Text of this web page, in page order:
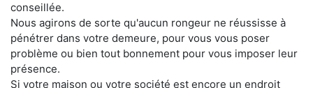
conseillée.
Nous agirons de sorte qu'aucun rongeur ne réussisse à
pénétrer dans votre demeure, pour vous vous poser
problème ou bien tout bonnement pour vous imposer leur
présence.
Si votre maison ou votre société est encore un endroit